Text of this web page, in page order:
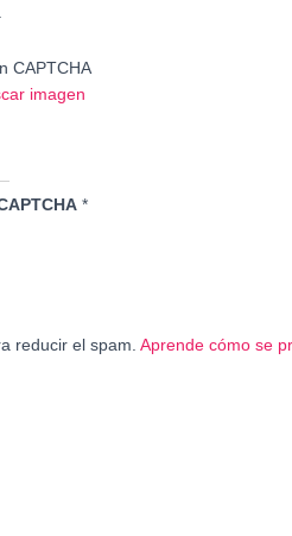
*
reducir el spam. Aprende cómo se